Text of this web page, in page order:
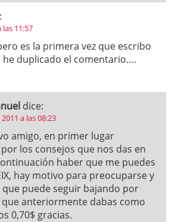
las 11:57
es la primera vez que escribo
he duplicado el comentario….
dice:
a las 08:23
amigo, en primer lugar
los consejos que nos das en
haber que me puedes
hay motivo para preocuparse y
puede seguir bajando por
anteriormente dabas como
0,70$ gracias.